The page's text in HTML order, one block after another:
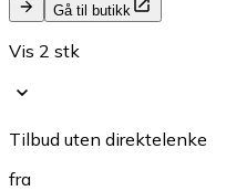
Gå til butikk
Vis 2 stk
Tilbud uten direktelenke
fra